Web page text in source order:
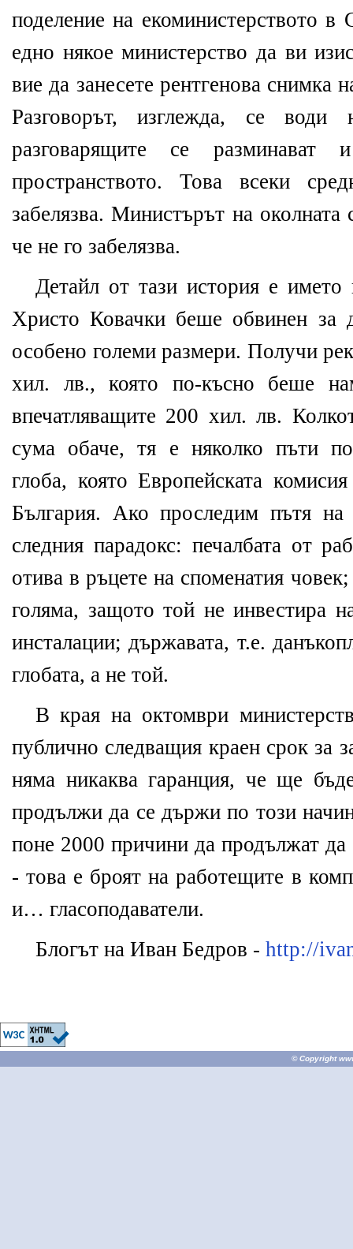
поделение на екоминистерството в
едно някое министерство да ви
вие да занесете рентгенова
Разговорът, изглежда, се
разговарящите се
пространството. Това всеки
забелязва. Министърът на околната
че не го забелязва.
Детайл от тази история е името
Христо Ковачки беше обвинен за
особено големи размери. Получи
хил. лв., която по-късно беше
впечатляващите 200 хил. лв.
сума обаче, тя е няколко пъти
глоба, която Европейската
България. Ако проследим пътя
следния парадокс: печалбата от
отива в ръцете на споменатия
голяма, защото той не инвестира
инсталации; държавата, т.е.
глобата, а не той.
В края на октомври
публично следващия краен срок за
няма никаква гаранция, че ще
продължи да се държи по този
поне 2000 причини да продължат
- това е броят на работещите в
и… гласоподаватели.
Блогът на Иван Бедров - http://
© Copyright